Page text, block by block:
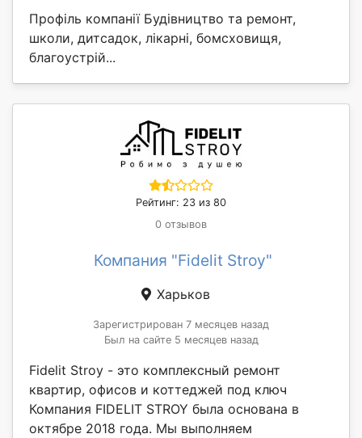
Профіль компанії Будівництво та ремонт,
школи, дитсадок, лікарні, бомсховищя,
благоустрій...
Рейтинг: 23 из 80
0 отзывов
Компания "Fidelit Stroy"
Харьков
Зарегистрирован 7 месяцев назад
Был на сайте 5 месяцев назад
Fidelit Stroy - это комплексный ремонт
квартир, офисов и коттеджей под ключ
Компания FIDELIT STROY была основана в
октябре 2018 года. Мы выполняем